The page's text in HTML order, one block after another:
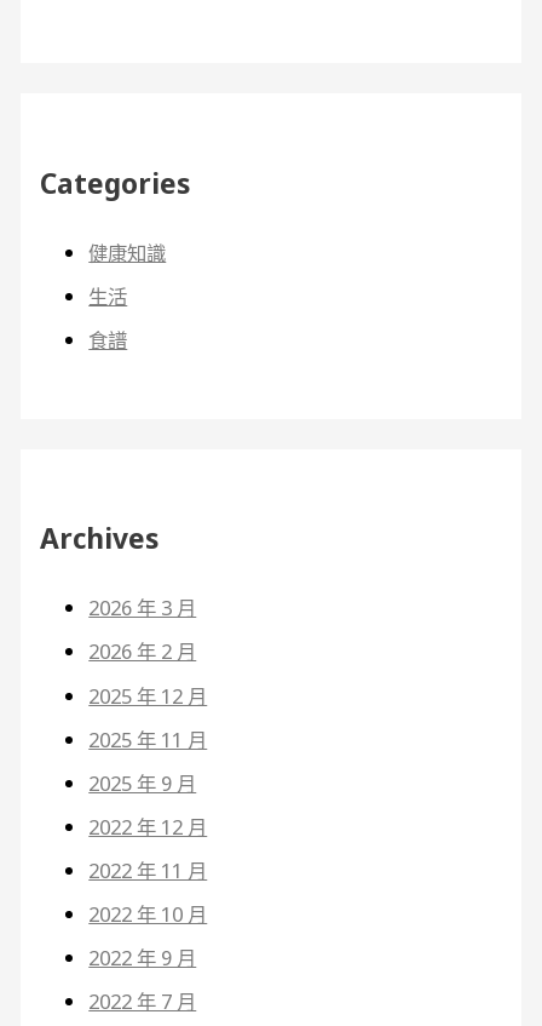
Categories
健康知識
生活
食譜
Archives
2026 年 3 月
2026 年 2 月
2025 年 12 月
2025 年 11 月
2025 年 9 月
2022 年 12 月
2022 年 11 月
2022 年 10 月
2022 年 9 月
2022 年 7 月